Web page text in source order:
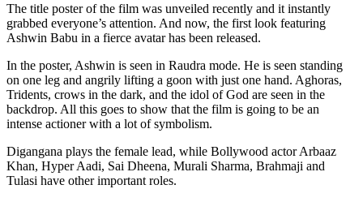
The title poster of the film was unveiled recently and it instantly
grabbed everyone’s attention. And now, the first look featuring
Ashwin Babu in a fierce avatar has been released.
In the poster, Ashwin is seen in Raudra mode. He is seen standing
on one leg and angrily lifting a goon with just one hand. Aghoras,
Tridents, crows in the dark, and the idol of God are seen in the
backdrop. All this goes to show that the film is going to be an
intense actioner with a lot of symbolism.
Digangana plays the female lead, while Bollywood actor Arbaaz
Khan, Hyper Aadi, Sai Dheena, Murali Sharma, Brahmaji and
Tulasi have other important roles.